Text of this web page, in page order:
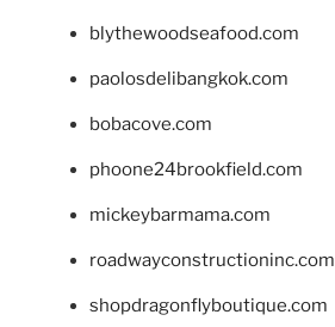
blythewoodseafood.com
paolosdelibangkok.com
bobacove.com
phoone24brookfield.com
mickeybarmama.com
roadwayconstructioninc.com
shopdragonflyboutique.com